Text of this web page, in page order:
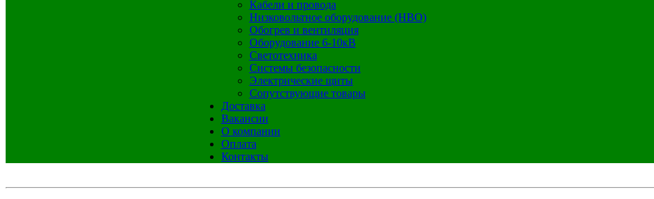
Кабели и провода
Низковольтное оборудование (НВО)
Обогрев и вентиляция
Оборудование 6-10кВ
Светотехника
Системы безопасности
Электрические щиты
Сопутствующие товары
Доставка
Вакансии
О компании
Оплата
Контакты